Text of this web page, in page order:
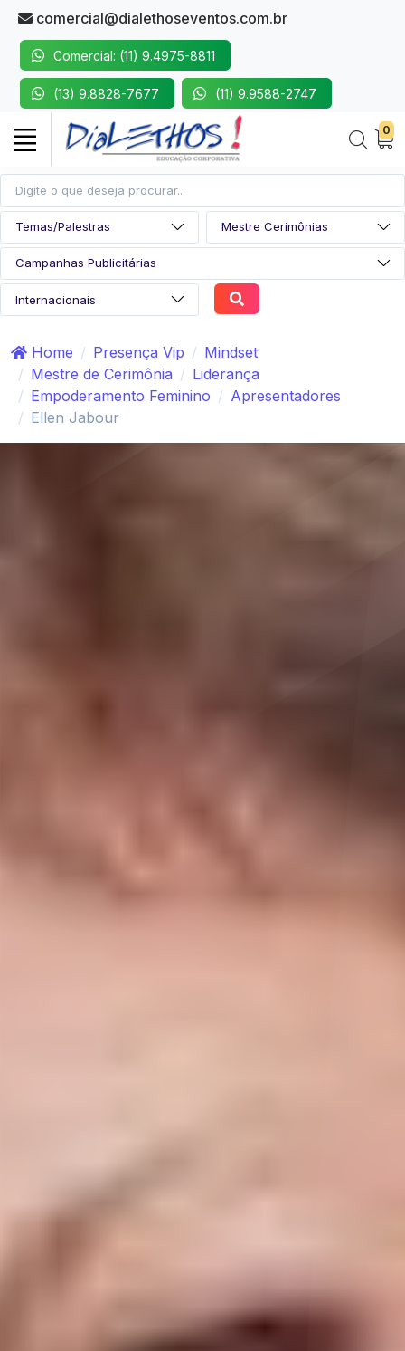
comercial@dialethoseventos.com.br
Comercial: (11) 9.4975-8811
(13) 9.8828-7677 (11) 9.9588-2747
0
Home Presença Vip
Mindset
Mestre de Cerimônia
Liderança
Empoderamento Feminino
Apresentadores
Ellen Jabour